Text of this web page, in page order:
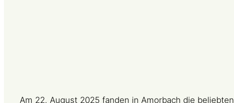
Am 22. August 2025 fanden in Amorbach die beliebten